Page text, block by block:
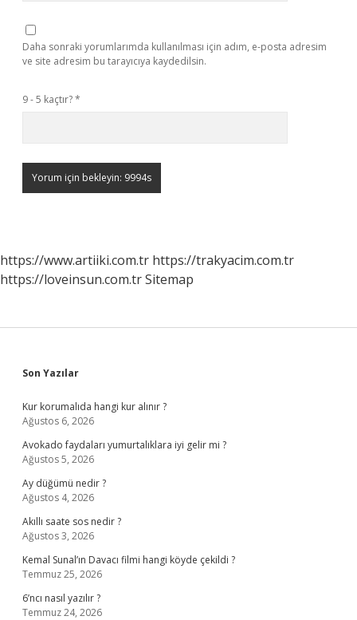
Daha sonraki yorumlarımda kullanılması için adım, e-posta adresim
ve site adresim bu tarayıcıya kaydedilsin.
9 - 5 kaçtır?*
https://www.artiiki.com.tr https://trakyacim.com.tr
https://loveinsun.com.trSitemap
Sidebar
Son Yazılar
Kur korumalıda hangi kur alınır ?
Ağustos 6, 2026
Avokado faydaları yumurtalıklara iyi gelir mi ?
Ağustos 5, 2026
Ay düğümü nedir ?
Ağustos 4, 2026
Akıllı saate sos nedir ?
Ağustos 3, 2026
Kemal Sunal’ın Davacı filmi hangi köyde çekildi ?
Temmuz 25, 2026
6’ncı nasıl yazılır ?
Temmuz 24, 2026